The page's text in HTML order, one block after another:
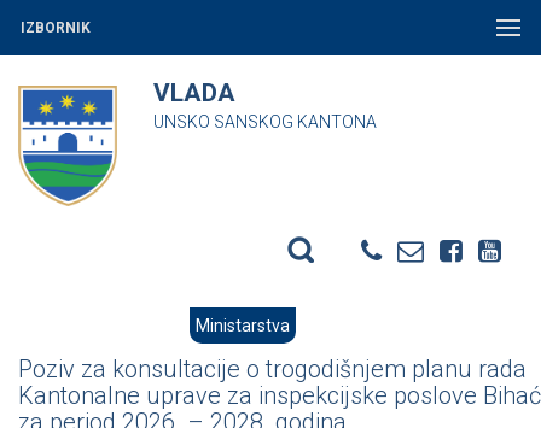
IZBORNIK
VLADA
UNSKO SANSKOG KANTONA
Ministarstva
Poziv za konsultacije o trogodišnjem planu rada
Kantonalne uprave za inspekcijske poslove Bihać
za period 2026. – 2028. godina